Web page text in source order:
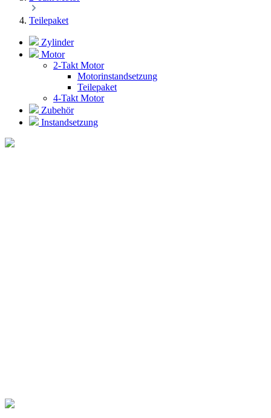
Teilepaket
Zylinder
Motor
2-Takt Motor
Motorinstandsetzung
Teilepaket
4-Takt Motor
Zubehör
Instandsetzung